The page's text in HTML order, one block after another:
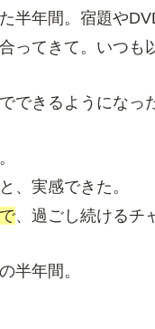
半年間。宿題や
ってきて。いつも
できるようになっ
と、実感できた。
、過ごし続けるチ
半年間。